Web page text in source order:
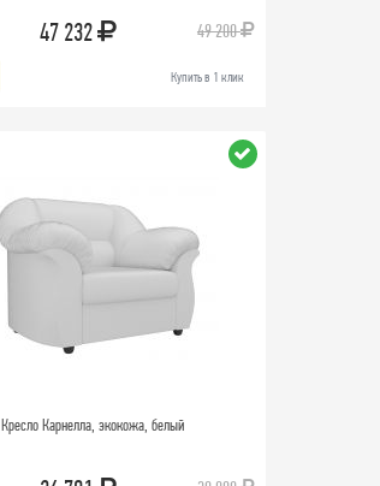
47 232 49 200
Купить в 1 клик
Кресло Карнелла, экокожа, белый